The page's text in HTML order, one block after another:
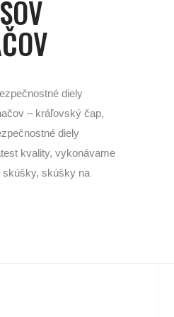
diely
– kráľovský čap,
diely
kvality, vykonávame
skúšky, skúšky na